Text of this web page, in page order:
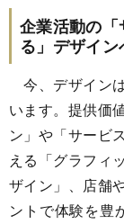
企業活動の
る」デザイン
今、デザイン
います。提供価
ン」や「サービ
える「グラフィ
ザイン」、店舗
ントで体験を豊